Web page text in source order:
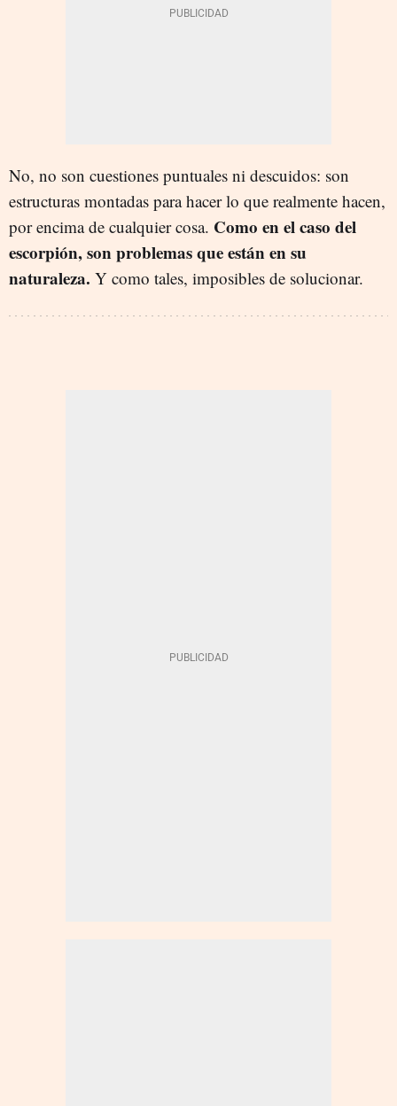
No, no son cuestiones puntuales ni descuidos: son
estructuras montadas para hacer lo que realmente hacen,
por encima de cualquier cosa. Como en el caso del
escorpión, son problemas que están en su
naturaleza. Y como tales, imposibles de solucionar.